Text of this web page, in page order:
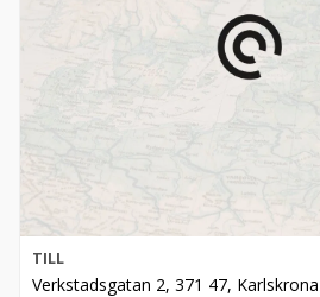
TILL
Verkstadsgatan 2, 371 47, Karlskrona